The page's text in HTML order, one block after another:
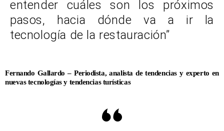
entender cuáles son los próximos
pasos, hacia dónde va a ir la
tecnología de la restauración”
Fernando Gallardo – Periodista, analista de tendencias y experto en
nuevas tecnologías y tendencias turísticas